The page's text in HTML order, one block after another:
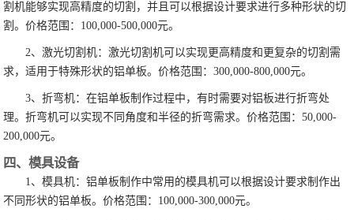
割机能够实现高精度的切割，并且可以根据设计要求进行多种形状的切
割。价格范围：100,000-500,000元。
2、激光切割机：激光切割机可以实现更高精度和更复杂的切割需
求，适用于特殊形状的铝单板。价格范围：300,000-800,000元。
3、折弯机：在铝单板制作过程中，有时需要对铝板进行折弯处
理。折弯机可以实现不同角度和半径的折弯需求。价格范围：50,000-
200,000元。
四、模具设备
1、模具机：铝单板制作中常用的模具机可以根据设计要求制作出
不同形状的铝单板。价格范围：100,000-300,000元。